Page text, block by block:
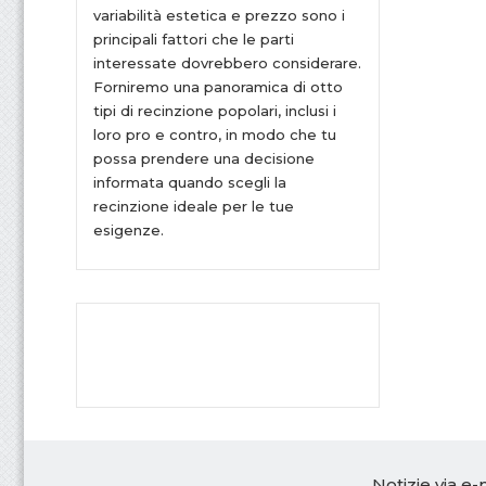
variabilità estetica e prezzo sono i
principali fattori che le parti
interessate dovrebbero considerare.
Forniremo una panoramica di otto
tipi di recinzione popolari, inclusi i
loro pro e contro, in modo che tu
possa prendere una decisione
informata quando scegli la
recinzione ideale per le tue
esigenze.